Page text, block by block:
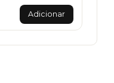
Adicionar